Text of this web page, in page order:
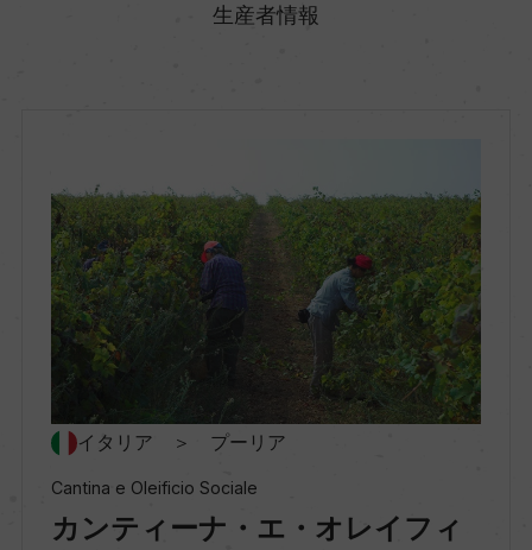
地区名
村名
種類
スティルワイン
生産者情報
イタリア ＞ プーリア
Cantina e Oleificio Sociale
カンティーナ・エ・オレイフィ